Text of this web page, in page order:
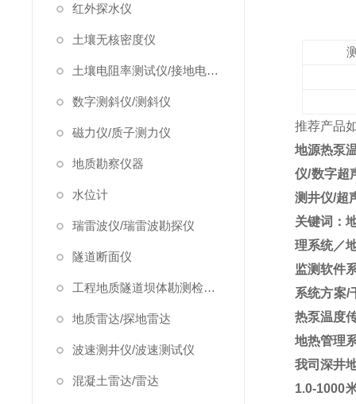
红外探水仪
土壤无核密度仪
土壤电阻率测试仪/接地电阻测试仪
数字测斜仪/测斜仪
磁力仪/质子测力仪
地质勘察仪器
水位计
瑞雷波仪/瑞雷波勘探仪
隧道断面仪
工程地质隧道坝体勘测检测仪器
地质雷达/探地雷达
波速测井仪/波速测试仪
混凝土雷达/雷达
推荐产品
地源热泵
仪/数字超
测井仪/超
关键词：
理系统／
监测软件
系统方案/
热泵温度
地热管理
我司深井
1.0-1000